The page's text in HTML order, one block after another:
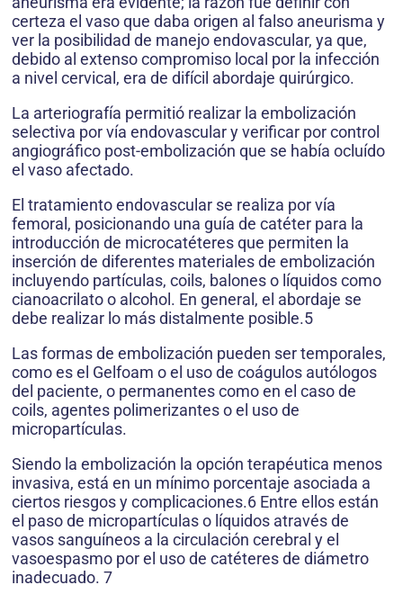
certeza el vaso que daba origen al falso aneurisma y
ver la posibilidad de manejo endovascular, ya que,
debido al extenso compromiso local por la infección
a nivel cervical, era de difícil abordaje quirúrgico.
La arteriografía permitió realizar la embolización
selectiva por vía endovascular y verificar por control
angiográfico post-embolización que se había ocluído
el vaso afectado.
El tratamiento endovascular se realiza por vía
femoral, posicionando una guía de catéter para la
introducción de microcatéteres que permiten la
inserción de diferentes materiales de embolización
incluyendo partículas, coils, balones o líquidos como
cianoacrilato o alcohol. En general, el abordaje se
debe realizar lo más distalmente posible.5
Las formas de embolización pueden ser temporales,
como es el Gelfoam o el uso de coágulos autólogos
del paciente, o permanentes como en el caso de
coils, agentes polimerizantes o el uso de
micropartículas.
Siendo la embolización la opción terapéutica menos
invasiva, está en un mínimo porcentaje asociada a
ciertos riesgos y complicaciones.6 Entre ellos están
el paso de micropartículas o líquidos através de
vasos sanguíneos a la circulación cerebral y el
vasoespasmo por el uso de catéteres de diámetro
inadecuado. 7